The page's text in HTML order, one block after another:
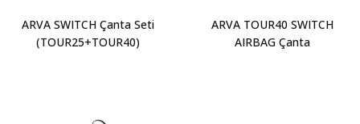
ARVA SWITCH Çanta Seti
(TOUR25+TOUR40)
ARVA TOUR40 SWITCH
AIRBAG Çanta